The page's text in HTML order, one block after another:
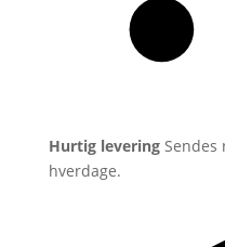
Hurtig levering
hverdage.